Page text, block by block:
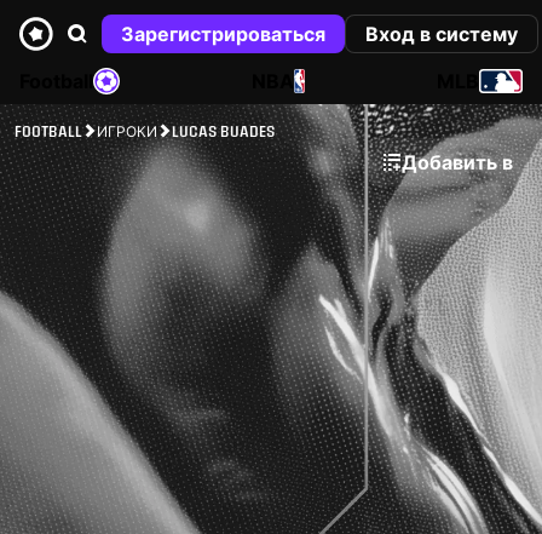
Зарегистрироваться
Вход в систему
NBA
FOOTBALL ИГРОКИ LUCAS BUADES
Добавить в